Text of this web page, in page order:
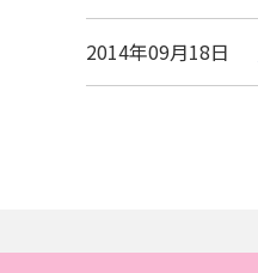
2014年09月18日